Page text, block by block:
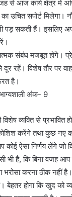
से आज कार्य क्षेत्र में
उचित सपोर्ट मिलेगा।
पड़ सकती हैं। इसलिए
संबंध मजबूत होंगे।
से दूर रहें। विशेष तौर पर
है।
भाग्यशाली अंक- 9
व्यक्ति से प्रभावित
करेंगे तथा कुछ नए
कोई ऐसा निर्णय लेंगे जो
भी है, कि बिना वजह
भरोसा करना ठीक नहीं
बेहतर होगा कि खुद को